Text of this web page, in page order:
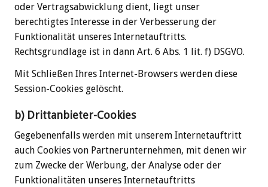
oder Vertragsabwicklung dient, liegt unser
berechtigtes Interesse in der Verbesserung der
Funktionalität unseres Internetauftritts.
Rechtsgrundlage ist in dann Art. 6 Abs. 1 lit. f) DSGVO.
Mit Schließen Ihres Internet-Browsers werden diese
Session-Cookies gelöscht.
b) Drittanbieter-Cookies
Gegebenenfalls werden mit unserem Internetauftritt
auch Cookies von Partnerunternehmen, mit denen wir
zum Zwecke der Werbung, der Analyse oder der
Funktionalitäten unseres Internetauftritts